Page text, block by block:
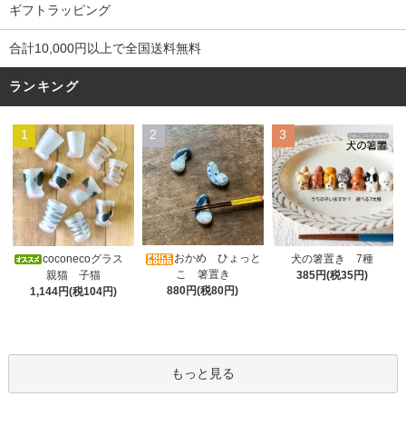
ギフトラッピング
合計10,000円以上で全国送料無料
ランキング
1
coconecoグラス
親猫 子猫
1,144円(税104円)
2
おかめ ひょっと
こ 箸置き
880円(税80円)
3
犬の箸置き 7種
385円(税35円)
もっと見る